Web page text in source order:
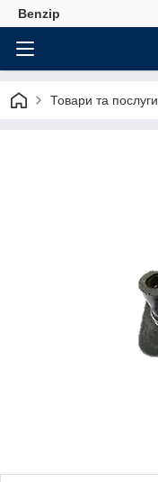
Benzip
Товари та послуги